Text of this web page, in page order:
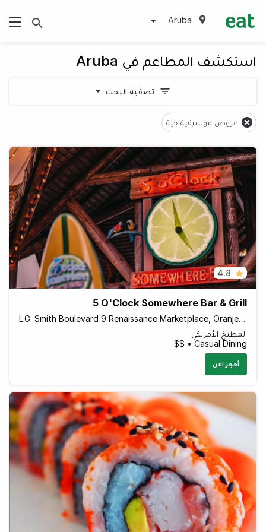
Aruba
استكشف المطاعم في Aruba
تصفية البحث
عروض موسيقية حية
4.8
5 O'Clock Somewhere Bar & Grill
L.G. Smith Boulevard 9 Renaissance Marketplace, Oranjestad Aruba
المطبخ الأمريكي
Casual Dining • $$
أحجز الان